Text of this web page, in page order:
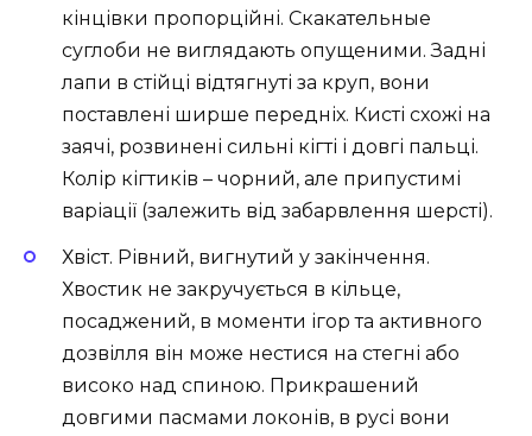
кінцівки пропорційні. Скакательные
суглоби не виглядають опущеними. Задні
лапи в стійці відтягнуті за круп, вони
поставлені ширше передніх. Кисті схожі на
заячі, розвинені сильні кігті і довгі пальці.
Колір кігтиків – чорний, але припустимі
варіації (залежить від забарвлення шерсті).
Хвіст. Рівний, вигнутий у закінчення.
Хвостик не закручується в кільце,
посаджений, в моменти ігор та активного
дозвілля він може нестися на стегні або
високо над спиною. Прикрашений
довгими пасмами локонів, в русі вони